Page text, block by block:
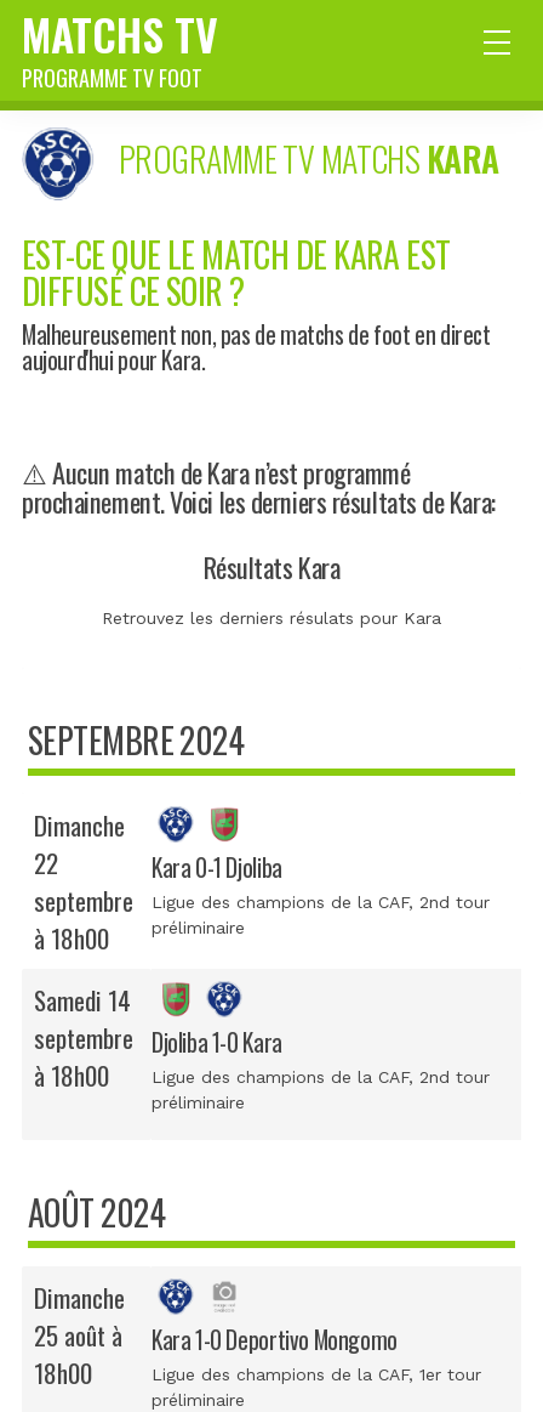
MATCHS TV
PROGRAMME TV FOOT
PROGRAMME TV MATCHSKARA
EST-CE QUE LE MATCH DE KARA EST
DIFFUSÉ CE SOIR ?
Malheureusement non, pas de matchs de foot en direct
aujourd'hui pour Kara.
⚠️ Aucun match de Kara n’est programmé
prochainement. Voici les derniers résultats de Kara:
Résultats Kara
Retrouvez les derniers résulats pour Kara
SEPTEMBRE 2024
Dimanche
22
septembre
à 18h00
Kara 0-1 Djoliba
Ligue des champions de la CAF, 2nd tour
préliminaire
Samedi 14
septembre
à 18h00
Djoliba 1-0 Kara
Ligue des champions de la CAF, 2nd tour
préliminaire
AOÛT 2024
Dimanche
25 août à
18h00
Kara 1-0 Deportivo Mongomo
Ligue des champions de la CAF, 1er tour
préliminaire